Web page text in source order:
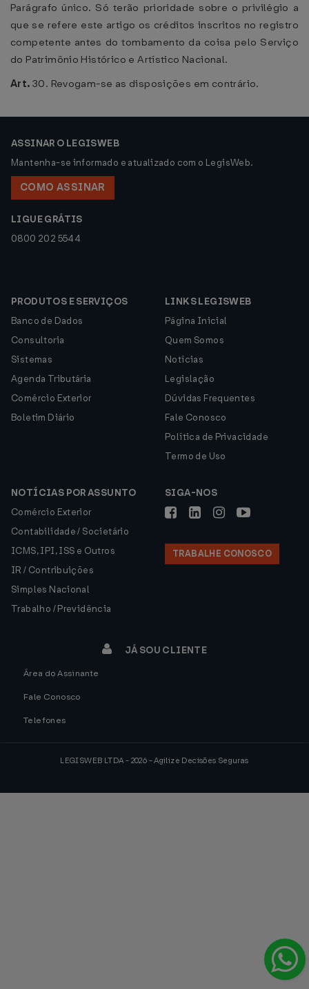
Parágrafo único. Só terão prioridade sobre o privilégio a
que se refere este artigo os créditos inscritos no registro
competente antes do tombamento da coisa pelo Serviço
do Patrimônio Histórico e Artístico Nacional.
Art. 30. Revogam-se as disposições em contrário.
ASSINAR O LEGISWEB
Mantenha-se informado e atualizado com o LegisWeb.
COMO ASSINAR
LIGUE GRÁTIS
0800 202 5544
PRODUTOS E SERVIÇOS
Banco de Dados
Consultoria
Sistemas
Agenda Tributária
Comércio Exterior
Boletim Diário
LINKS LEGISWEB
Página Inicial
Quem Somos
Notícias
Legislação
Dúvidas Frequentes
Fale Conosco
Política de Privacidade
Termo de Uso
NOTÍCIAS POR ASSUNTO
Comércio Exterior
Contabilidade / Societário
ICMS, IPI, ISS e Outros
IR / Contribuições
Simples Nacional
Trabalho / Previdência
SIGA-NOS
TRABALHE CONOSCO
JÁ SOU CLIENTE
Área do Assinante
Fale Conosco
Telefones
LEGISWEB LTDA - 2026 - Agilize Decisões Seguras